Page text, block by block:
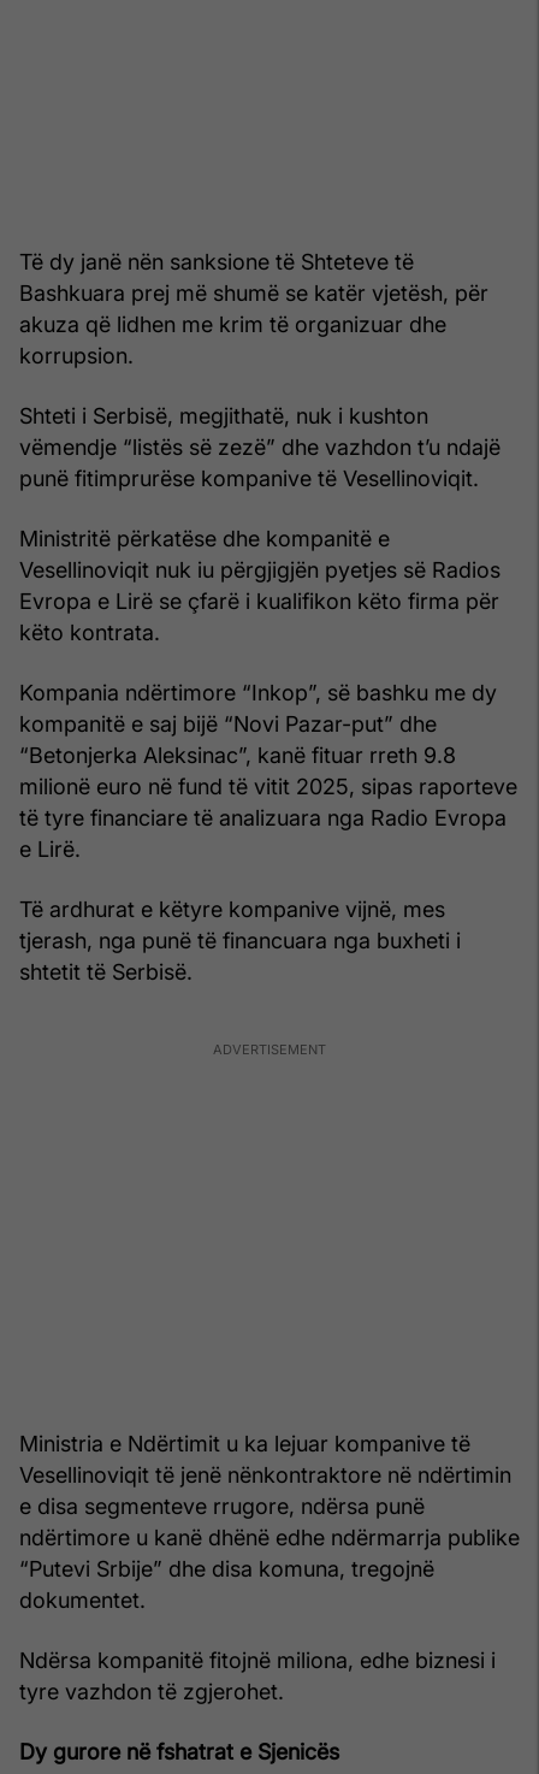
Të dy janë nën sanksione të Shteteve të
Bashkuara prej më shumë se katër vjetësh, për
akuza që lidhen me krim të organizuar dhe
korrupsion.
Shteti i Serbisë, megjithatë, nuk i kushton
vëmendje “listës së zezë” dhe vazhdon t’u ndajë
punë fitimprurëse kompanive të Vesellinoviqit.
Ministritë përkatëse dhe kompanitë e
Vesellinoviqit nuk iu përgjigjën pyetjes së Radios
Evropa e Lirë se çfarë i kualifikon këto firma për
këto kontrata.
Kompania ndërtimore “Inkop”, së bashku me dy
kompanitë e saj bijë “Novi Pazar-put” dhe
“Betonjerka Aleksinac”, kanë fituar rreth 9.8
milionë euro në fund të vitit 2025, sipas raporteve
të tyre financiare të analizuara nga Radio Evropa
e Lirë.
Të ardhurat e këtyre kompanive vijnë, mes
tjerash, nga punë të financuara nga buxheti i
shtetit të Serbisë.
Ministria e Ndërtimit u ka lejuar kompanive të
Vesellinoviqit të jenë nënkontraktore në ndërtimin
e disa segmenteve rrugore, ndërsa punë
ndërtimore u kanë dhënë edhe ndërmarrja publike
“Putevi Srbije” dhe disa komuna, tregojnë
dokumentet.
Ndërsa kompanitë fitojnë miliona, edhe biznesi i
tyre vazhdon të zgjerohet.
Dy gurore në fshatrat e Sjenicës